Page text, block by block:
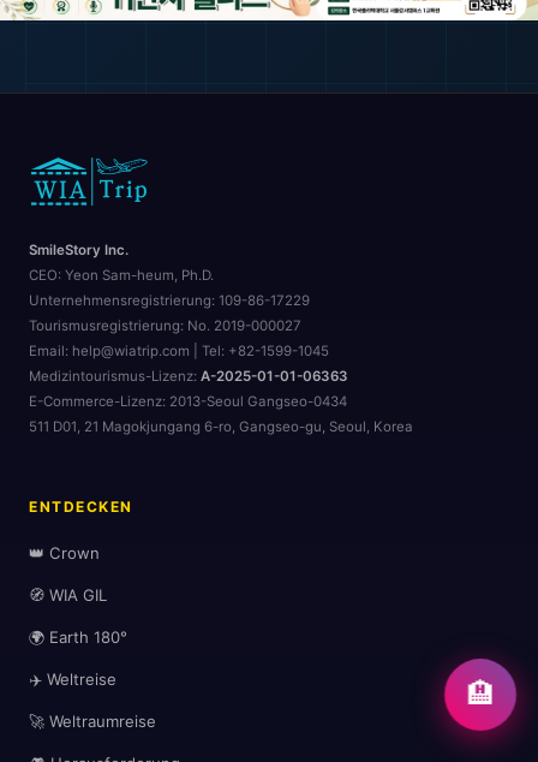
SmileStory Inc.
CEO: Yeon Sam-heum, Ph.D.
Unternehmensregistrierung: 109-86-17229
Tourismusregistrierung: No. 2019-000027
Email: help@wiatrip.com | Tel: +82-1599-1045
Medizintourismus-Lizenz: A-2025-01-01-06363
E-Commerce-Lizenz: 2013-Seoul Gangseo-0434
511 D01, 21 Magokjungang 6-ro, Gangseo-gu, Seoul, Korea
ENTDECKEN
👑 Crown
🧭 WIA GIL
🌍 Earth 180°
✈️ Weltreise
🚀 Weltraumreise
🏨